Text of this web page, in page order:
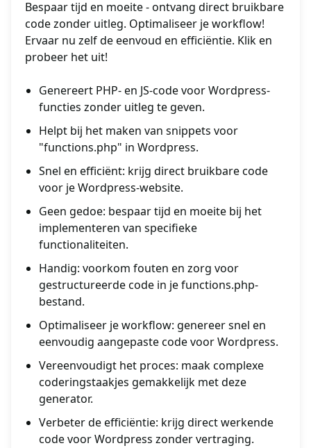
Bespaar tijd en moeite - ontvang direct bruikbare
code zonder uitleg. Optimaliseer je workflow!
Ervaar nu zelf de eenvoud en efficiëntie. Klik en
probeer het uit!
Genereert PHP- en JS-code voor Wordpress-
functies zonder uitleg te geven.
Helpt bij het maken van snippets voor
"functions.php" in Wordpress.
Snel en efficiënt: krijg direct bruikbare code
voor je Wordpress-website.
Geen gedoe: bespaar tijd en moeite bij het
implementeren van specifieke
functionaliteiten.
Handig: voorkom fouten en zorg voor
gestructureerde code in je functions.php-
bestand.
Optimaliseer je workflow: genereer snel en
eenvoudig aangepaste code voor Wordpress.
Vereenvoudigt het proces: maak complexe
coderingstaakjes gemakkelijk met deze
generator.
Verbeter de efficiëntie: krijg direct werkende
code voor Wordpress zonder vertraging.